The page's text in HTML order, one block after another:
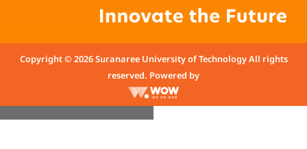
Copyright © 2026 Suranaree University of Technology All rights
reserved. Powered by